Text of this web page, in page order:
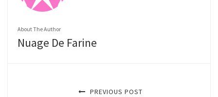
About The Author
Nuage De Farine
PREVIOUS POST